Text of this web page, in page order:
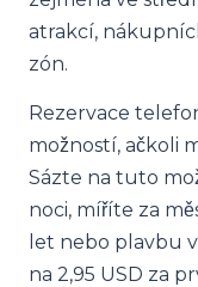
atrakcí,
zón.
Rezervace
možností, ačkoli
Sázte na tuto
noci, míříte za
let nebo plavbu
na 2,95 USD za